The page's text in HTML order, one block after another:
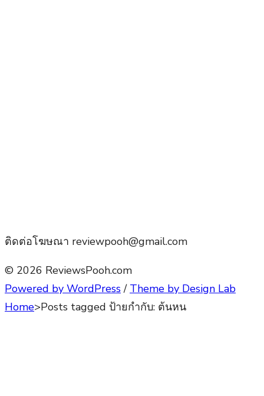
ติดต่อโฆษณา reviewpooh@gmail.com
© 2026 ReviewsPooh.com
Powered by WordPress / Theme by Design Lab
Home>Posts tagged ป้ายกำกับ: ต้นหน